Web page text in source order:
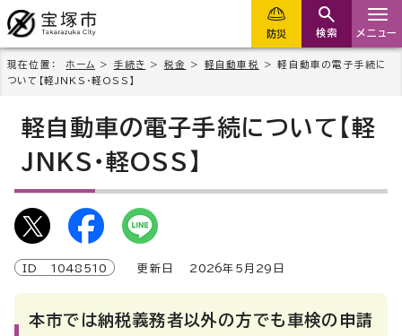
防災 検索 メニュー
現在位置： ホーム > 手続き > 税金 > 軽自動車税
> 軽自動車の電子手続に
ついて【軽JNKS・軽OSS】
軽自動車の電子手続について【軽
JNKS・軽OSS】
ID 1048510 更新日 2026年5月 29 日
本市では納税義務者以外の方でも車検の申請